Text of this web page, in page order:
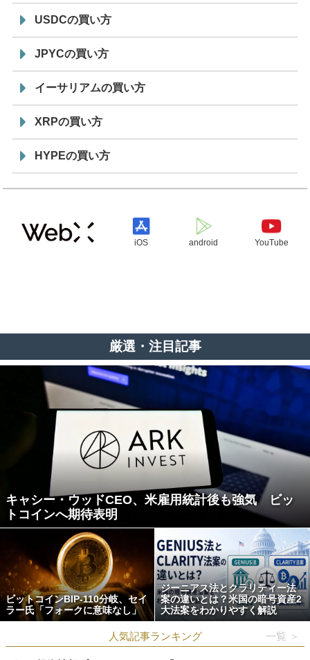
USDCの買い方
JPYCの買い方
イーサリアムの買い方
XRPの買い方
HYPEの買い方
iOS android YouTube
厳選・注目記事
キャシー・ウッドCEO、米雇用統計後も強気 ビッ
トコインへ期待表明
ビットコインBIP-110分岐、セイ
ラー氏「フォークに意味なし」
ジーニアス法とクラリティー法
案の違いとは？米国の暗号資産2
大法案をわかりやすく解説
人気記事ランキング 一覧 ＞